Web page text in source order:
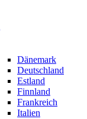
Dänemark
Deutschland
Estland
Finnland
Frankreich
Italien